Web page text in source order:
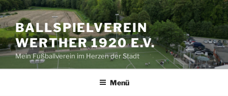
Zum
Inhalt
springenBALLSPIELVEREIN
WERTHER 1920 E.V.
Mein Fußballverein im Herzen der Stadt
Menü